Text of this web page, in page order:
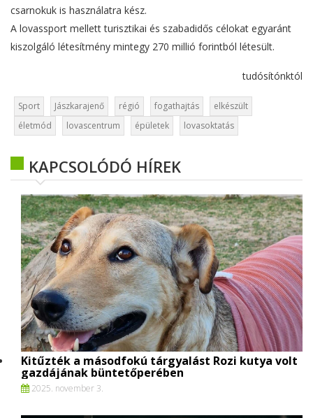
csarnokuk is használatra kész.
A lovassport mellett turisztikai és szabadidős célokat egyaránt
kiszolgáló létesítmény mintegy 270 millió forintból létesült.
tudósítónktól
Sport Jászkarajenő régió fogathajtás
elkészült
életmód
lovascentrum épületek lovasoktatás
KAPCSOLÓDÓ HÍREK
Kitűzték a másodfokú tárgyalást Rozi kutya volt
gazdájának büntetőperében
2025. november 3.